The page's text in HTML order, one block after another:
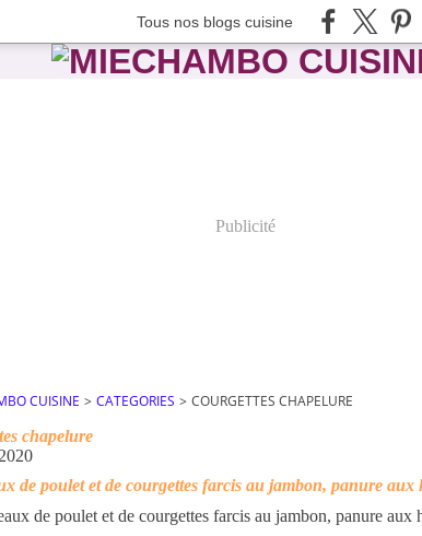
Tous nos blogs cuisine
Publicité
CUISINE > CATEGORIES > COURGETTES CHAPELURE
chapelure
de poulet et de courgettes farcis au jambon, panure aux